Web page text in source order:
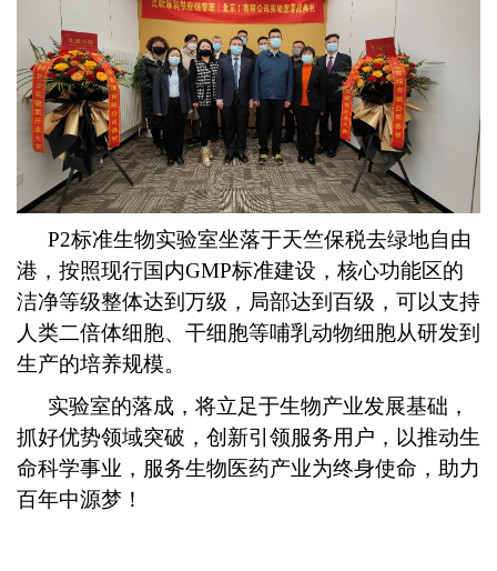
P2标准生物实验室坐落于天竺保税去绿地自由
港，按照现行国内GMP标准建设，核心功能区的
洁净等级整体达到万级，局部达到百级，可以支持
人类二倍体细胞、干细胞等哺乳动物细胞从研发到
生产的培养规模。
实验室的落成，将立足于生物产业发展基础，
抓好优势领域突破，创新引领服务用户，以推动生
命科学事业，服务生物医药产业为终身使命，助力
百年中源梦！